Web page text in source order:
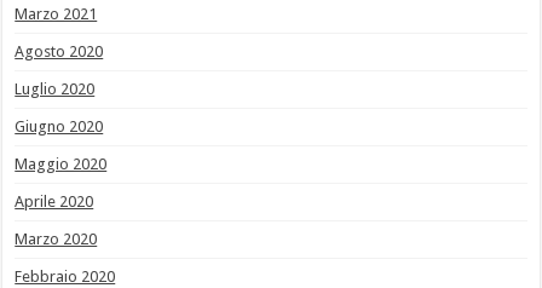
Marzo 2021
Agosto 2020
Luglio 2020
Giugno 2020
Maggio 2020
Aprile 2020
Marzo 2020
Febbraio 2020